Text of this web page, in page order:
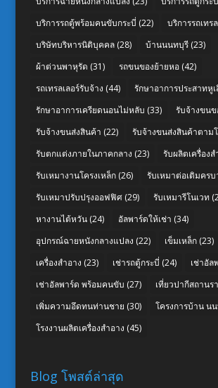
บริการรถตู้พร้อมคนขับกระบี่ (22) บริการรถเทร
บริษัทบริหารนิติบุคคล(28) บ้านนนทบุรี(23)
ผ้าต่วนพาหุรัด (31) รถขนของย้ายหอ(42)
รถเทรลเลอร์รับจ้าง (44) รักษาอาการประสาทหู
รักษาอาการเครียดนอนไม่หลับ (33) รับจ้างขนข
รับจ้างขนส่งสินค้า (22) รับจ้างขนส่งสินค้าตาม
รับตกแต่งภายในภาคกลาง (23) รับผลิตเครื่องส
รับเหมางานโครงเหล็ก(26) รับเหมาต่อเติมครบ
รับเหมาปรับปรุงออฟฟิศ(29) รับเหมารีโนเวท
หางานไต้หวัน(24) อัลพาร์ดให้เช่า (34)
อุปกรณ์ฉายหนังกลางแปลง (22) เข็มเหล็ก(23)
เครื่องสำอาง (23) เช่ารถตู้กระบี่ (24) เช่าอัล
เช่าอัลพาร์ด พร้อมคนขับ (27) เที่ยวปากีสถานร
เพิ่มความอึดทนท่านชาย (30) โครงการบ้าน น
โรงงานผลิตเครื่องสำอาง (45)
Blog โพสต์ล่าสุด